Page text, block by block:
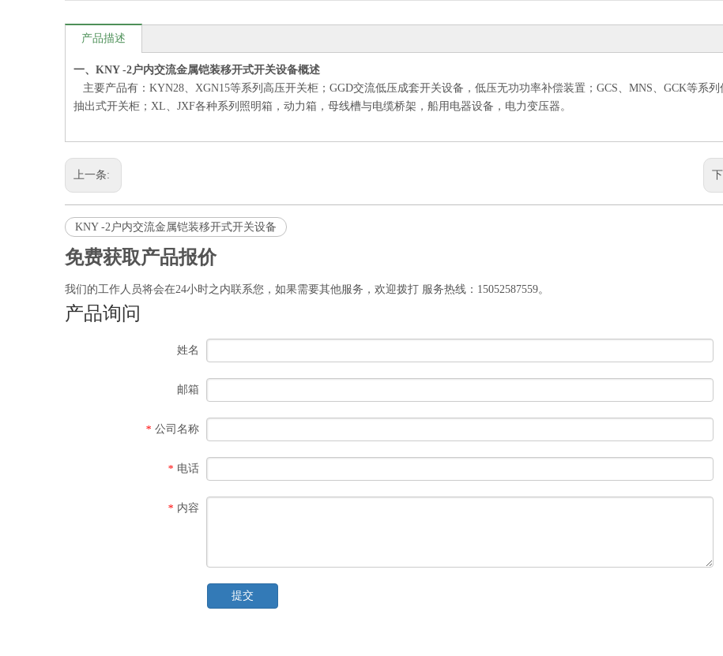
产品描述
一、KNY -2户内交流金属铠装移开式开关设备概述
主要产品有：KYN28、XGN15等系列高压开关柜；GGD交流低压成套开关设备，低压无功功率补偿装置；GCS、MNS、GCK等系列
抽出式开关柜；XL、JXF各种系列照明箱，动力箱，母线槽与电缆桥架，船用电器设备，电力变压器。
上一条:
KNY -2户内交流金属铠装移开式开关设备
免费获取产品报价
我们的工作人员将会在24小时之内联系您，如果需要其他服务，欢迎拨打 服务热线：15052587559。
产品询问
姓名
邮箱
* 公司名称
* 电话
* 内容
提交